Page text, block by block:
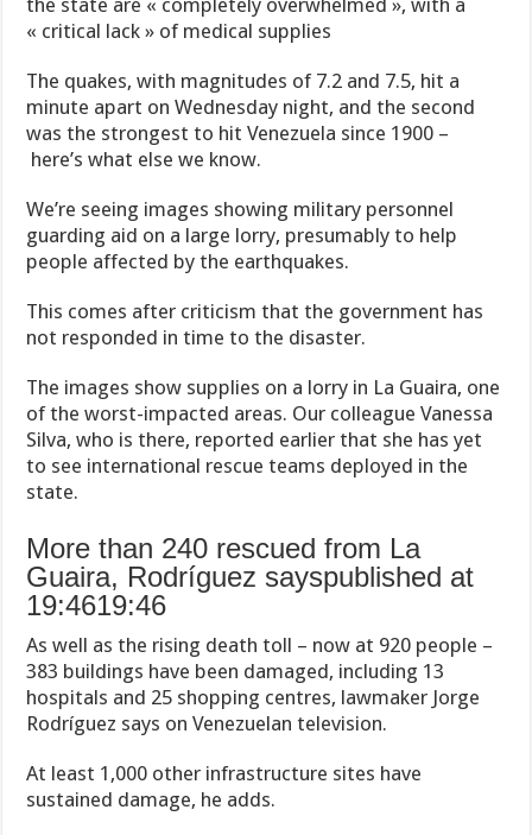
« critical lack » of medical supplies
The quakes, with magnitudes of 7.2 and 7.5, hit a
minute apart on Wednesday night, and the second
was the strongest to hit Venezuela since 1900 –
here’s what else we know.
We’re seeing images showing military personnel
guarding aid on a large lorry, presumably to help
people affected by the earthquakes.
This comes after criticism that the government has
not responded in time to the disaster.
The images show supplies on a lorry in La Guaira, one
of the worst-impacted areas. Our colleague Vanessa
Silva, who is there, reported earlier that she has yet
to see international rescue teams deployed in the
state.
More than 240 rescued from La
Guaira, Rodríguez sayspublished at
19:4619:46
As well as the rising death toll – now at 920 people –
383 buildings have been damaged, including 13
hospitals and 25 shopping centres, lawmaker Jorge
Rodríguez says on Venezuelan television.
At least 1,000 other infrastructure sites have
sustained damage, he adds.